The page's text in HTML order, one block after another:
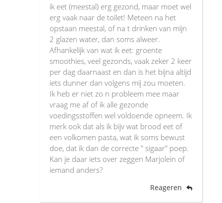
ik eet (meestal) erg gezond, maar moet wel
erg vaak naar de toilet! Meteen na het
opstaan meestal, of na t drinken van mijn
2 glazen water, dan soms alweer.
Afhankelijk van wat ik eet: groente
smoothies, veel gezonds, vaak zeker 2 keer
per dag daarnaast en dan is het bijna altijd
iets dunner dan volgens mij zou moeten.
Ik heb er niet zo n probleem mee maar
vraag me af of ik alle gezonde
voedingsstoffen wel voldoende opneem. Ik
merk ook dat als ik bijv wat brood eet of
een volkomen pasta, wat ik soms bewust
doe, dat ik dan de correcte " sigaar" poep.
Kan je daar iets over zeggen Marjolein of
iemand anders?
Reageren